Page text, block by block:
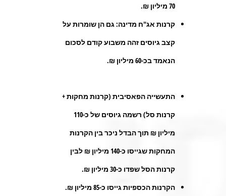
70 מיליון ₪.
קרנות אג"ח מדינה: גם הן שומרות על
קצב גיוסים זהה משבוע קודם לסכום
הנאמד בכ-60 מיליון ₪.
התעשייה הפאסיבית (קרנות מחקות +
קרנות סל) רשמה גיוסים של כ-110
מיליון ₪ תוך הבדל ניכר בין הקרנות
המחקות שגייסו כ-140 מיליון ₪ לבין
קרנות הסל שפדו כ-30 מיליון ₪.
הקרנות הכספיות גייסו כ-85 מיליון ₪.